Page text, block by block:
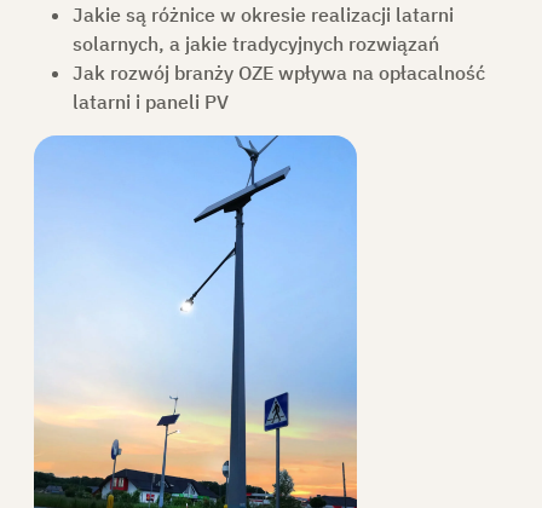
Jakie są różnice w okresie realizacji latarni
solarnych, a jakie tradycyjnych rozwiązań
Jak rozwój branży OZE wpływa na opłacalność
latarni i paneli PV